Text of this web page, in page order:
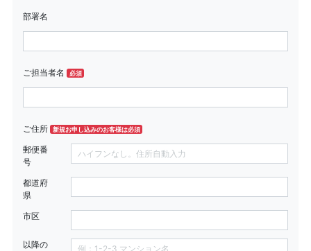
部署名
ご担当者名 必須
ご住所 新規お申し込みのお客様は必須
郵便番
号
都道府
県
市区
以降の